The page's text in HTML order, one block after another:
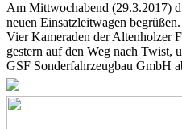
Am Mittwochabend (29.3.2017)
neuen Einsatzleitwagen begrüßen.
Vier Kameraden der Altenholzer
gestern auf den Weg nach Twist,
GSF Sonderfahrzeugbau GmbH